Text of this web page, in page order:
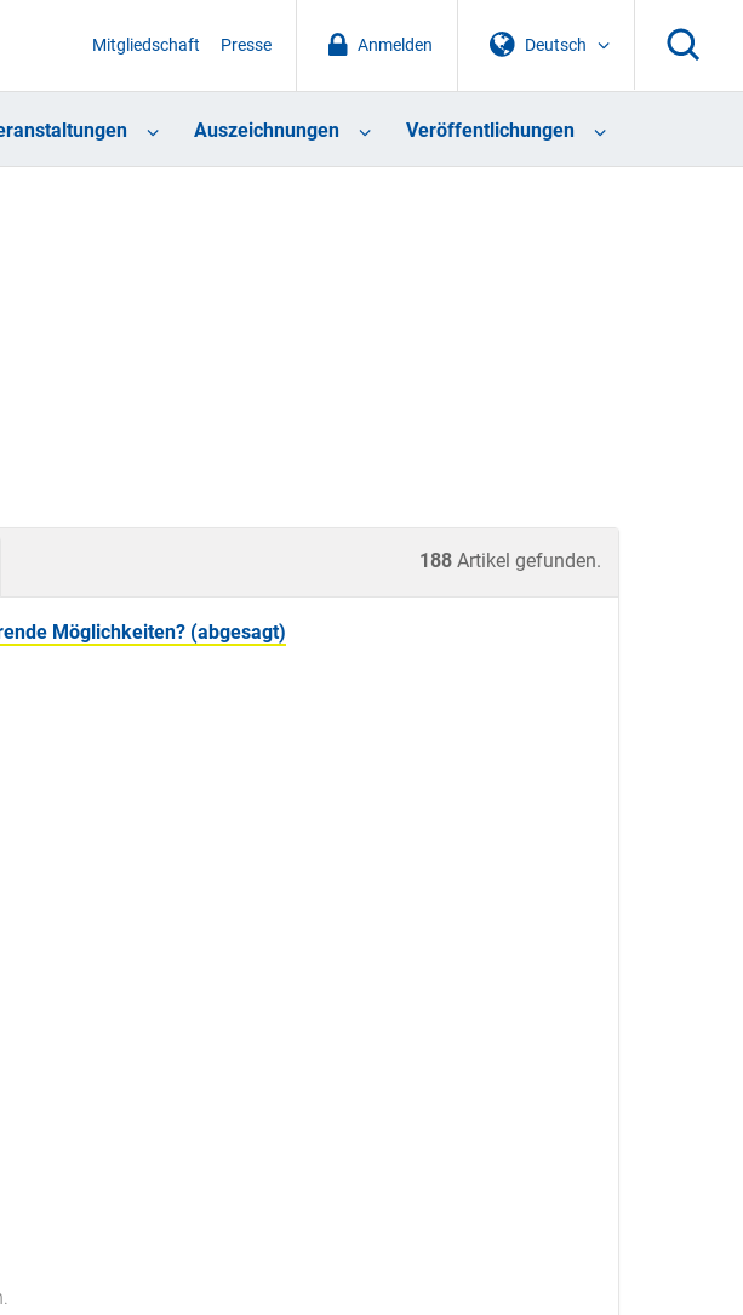
Deutsch
Anmelden
Mitgliedschaft Presse
Auszeichnungen Veröffentlichungen
188 Artikel gefunden.
Möglichkeiten? (abgesagt)